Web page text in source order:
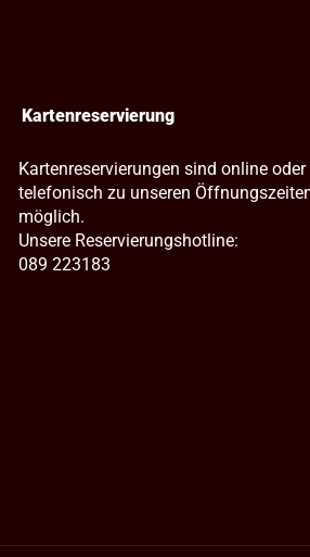
Kartenreservierung
Kartenreservierungen sind online oder
telefonisch zu unseren
möglich.
Unsere Reservierungshotline:
089 223183